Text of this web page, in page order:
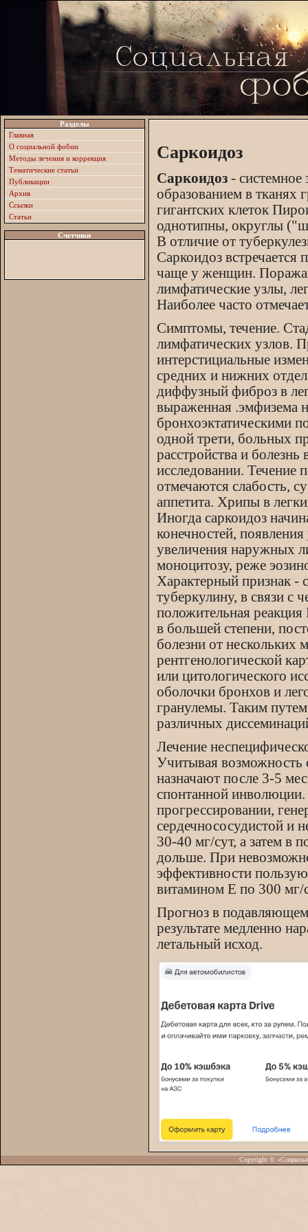
Разделы
Главная
О социальной фобии
Методы лечения и коррекция
Тематические статьи
Публикации
Архив
Ссылки
Статьи
Счетчики
Саркоидоз
Саркоидоз - системное
образованием в тканях
гигантских клеток
однотипны, округлы
В отличие от
Саркоидоз
чаще у женщин.
лимфатические узлы,
Наиболее часто
Симптомы, течение.
лимфатических узлов.
интерстициальные
средних и нижних
диффузный фиброз в
выраженная .эмфизема
бронхоэктатическими
одной трети, больных
расстройства и
исследовании. Течение
отмечаются слабость,
аппетита. Хрипы в
Иногда саркоидоз
конечностей,
увеличения наружных
моноцитозу, реже
Характерный признак -
туберкулину, в связи с
положительная
в большей степени,
болезни от нескольких
рентгенологической
или цитологического
оболочки бронхов и
гранулемы. Таким путем
различных
Лечение
Учитывая возможность
назначают после 3-5
спонтанной инволюции.
прогрессировании,
сердечнососудистой и
30-40 мг/сут, а затем в
дольше. При
эффективности
витамином Е по 300 мг/
Прогноз в
результате медленно
летальный исход.
Copyright ©